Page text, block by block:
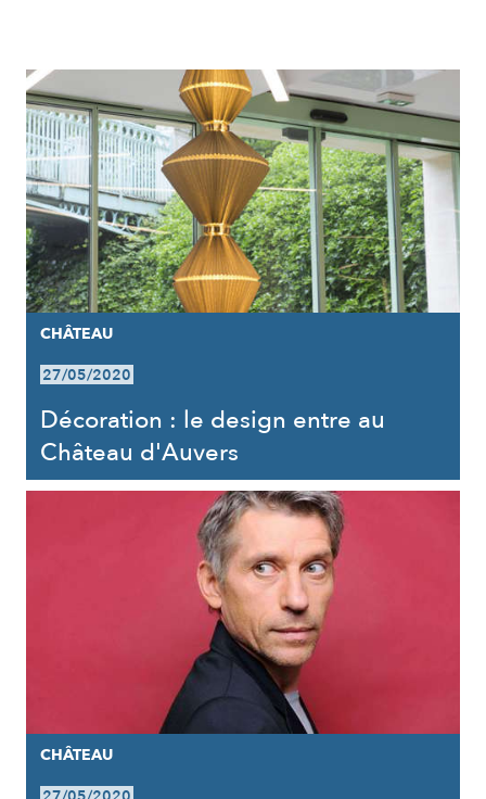
RÉSULTATS
CHÂTEAU
27/05/2020
Décoration : le design entre au
Château d'Auvers
CHÂTEAU